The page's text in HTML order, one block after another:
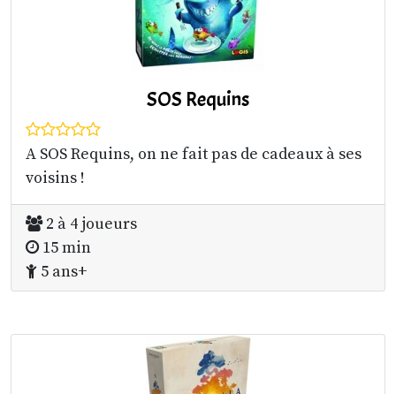
SOS Requins
A SOS Requins, on ne fait pas de cadeaux à ses
voisins !
2 à 4 joueurs
15 min
5 ans+